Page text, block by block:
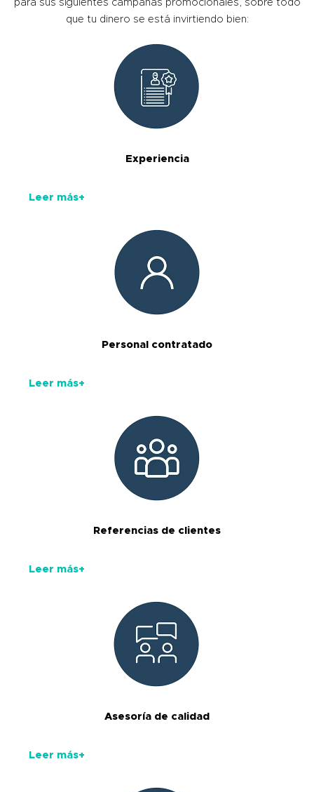
para sus siguientes campañas promocionales, sobre todo
que tu dinero se está invirtiendo bien:
Experiencia
Leer más+
Personal contratado
Leer más+
Referencias de clientes
Leer más+
Asesoría de calidad
Leer más+